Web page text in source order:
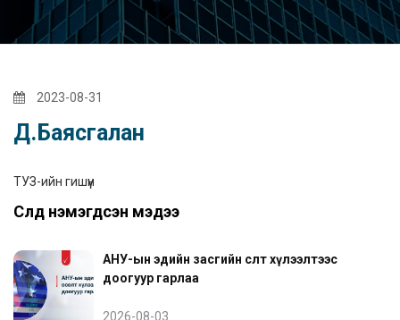
2023-08-31
Д.Баясгалан
ТУЗ-ийн гишүүн
Сүүлд нэмэгдсэн мэдээ
АНУ-ын эдийн засгийн өсөлт хүлээлтээс
доогуур гарлаа
2026-08-03